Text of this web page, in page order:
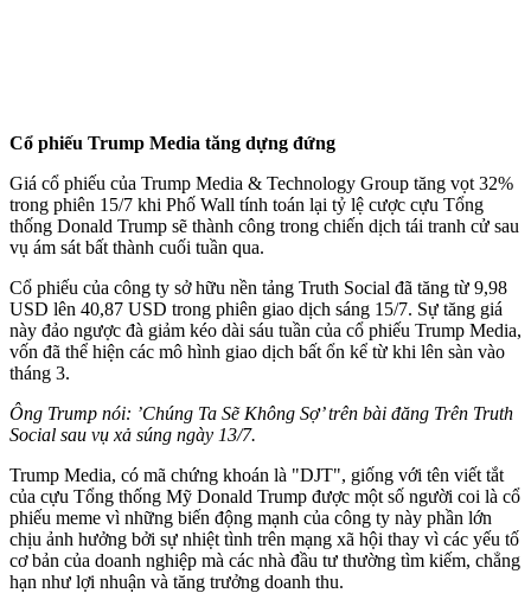
Cổ phiếu Trump Media tăng dựng đứng
Giá cổ phiếu của Trump Media & Technology Group tăng vọt 32%
trong phiên 15/7 khi Phố Wall tính toán lại tỷ lệ cược cựu Tổng
thống Donald Trump sẽ thành công trong chiến dịch tái tranh cử sau
vụ ám sát bất thành cuối tuần qua.
Cổ phiếu của công ty sở hữu nền tảng Truth Social đã tăng từ 9,98
USD lên 40,87 USD trong phiên giao dịch sáng 15/7. Sự tăng giá
này đảo ngược đà giảm kéo dài sáu tuần của cổ phiếu Trump Media,
vốn đã thể hiện các mô hình giao dịch bất ổn kể từ khi lên sàn vào
tháng 3.
Ông Trump nói: ’Chúng Ta Sẽ Không Sợ’ trên bài đăng Trên Truth
Social sau vụ xả súng ngày 13/7.
Trump Media, có mã chứng khoán là "DJT", giống với tên viết tắt
của cựu Tổng thống Mỹ Donald Trump được một số người coi là cổ
phiếu meme vì những biến động mạnh của công ty này phần lớn
chịu ảnh hưởng bởi sự nhiệt tình trên mạng xã hội thay vì các yếu tố
cơ bản của doanh nghiệp mà các nhà đầu tư thường tìm kiếm, chẳng
hạn như lợi nhuận và tăng trưởng doanh thu.